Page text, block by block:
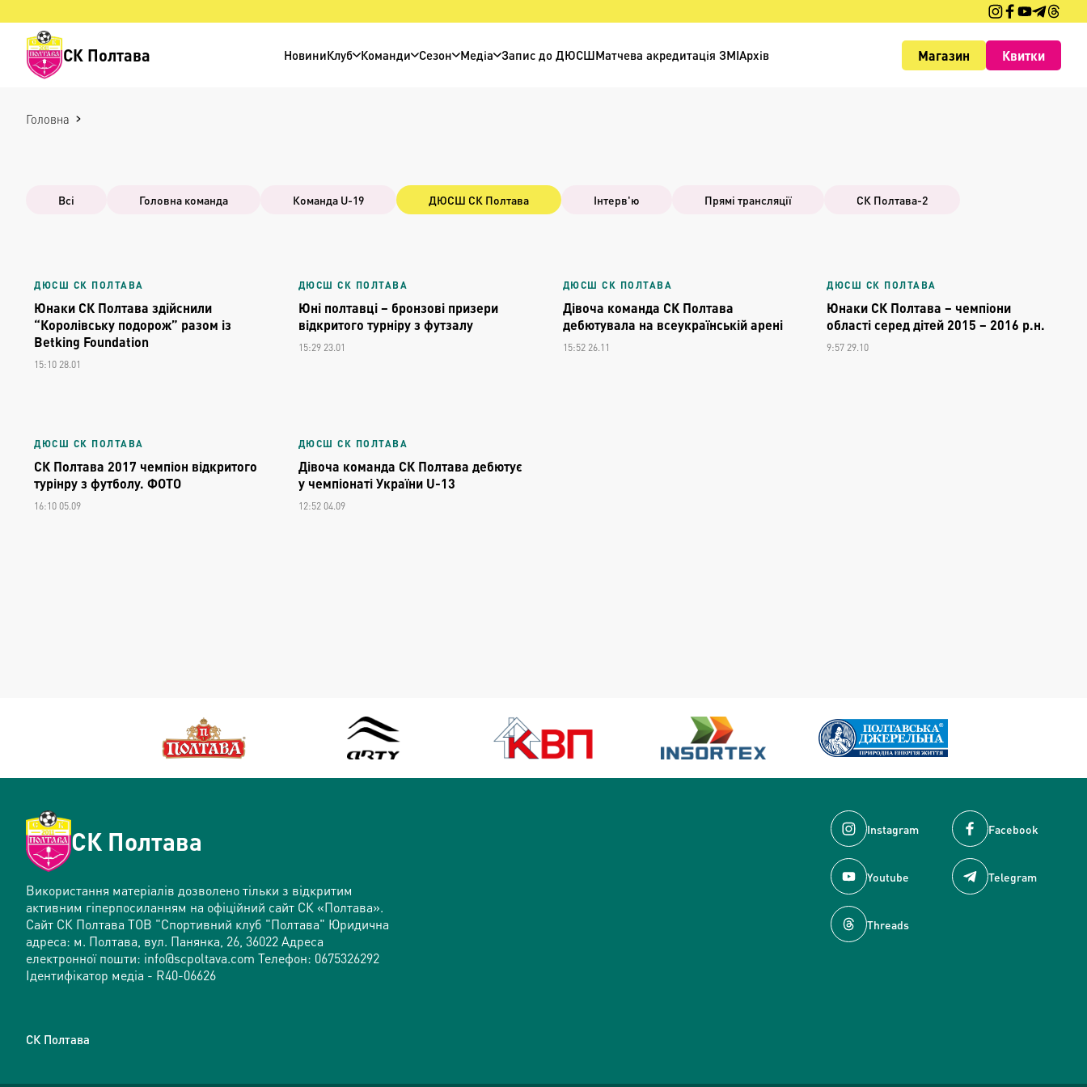
СК Полтава НовиниКлуб Команди Сезон Медіа Запис до ДЮСШМатчева акредитація ЗМІАрхів Магазин Квитки
Головна
Всі Головна команда Команда U-19 ДЮСШ СК Полтава Інтерв'ю Прямі трансляції СК Полтава-2
ДЮСШ СК ПОЛТАВА
Юнаки СК Полтава здійснили
“Королівську подорож” разом із
Betking Foundation
15:10 28.01
ДЮСШ СК ПОЛТАВА
Юні полтавці – бронзові призери
відкритого турніру з футзалу
15:29 23.01
ДЮСШ СК ПОЛТАВА
Дівоча команда СК Полтава
дебютувала на всеукраїнській арені
15:52 26.11
ДЮСШ СК ПОЛТАВА
Юнаки СК Полтава – чемпіони
області серед дітей 2015 – 2016 р.н.
9:57 29.10
ДЮСШ СК ПОЛТАВА
СК Полтава 2017 чемпіон відкритого
турінру з футболу. ФОТО
16:10 05.09
ДЮСШ СК ПОЛТАВА
Дівоча команда СК Полтава дебютує
у чемпіонаті України U-13
12:52 04.09
СК Полтава
Використання матеріалів дозволено тільки з відкритим
активним гіперпосиланням на офіційний сайт СК «Полтава».
Сайт СК Полтава ТОВ "Спортивний клуб "Полтава" Юридична
адреса: м. Полтава, вул. Панянка, 26, 36022 Адреса
електронної пошти: info@scpoltava.com Телефон: 0675326292
Ідентифікатор медіа - R40-06626
CК Полтава
Instagram Facebook
Youtube Telegram
Threads